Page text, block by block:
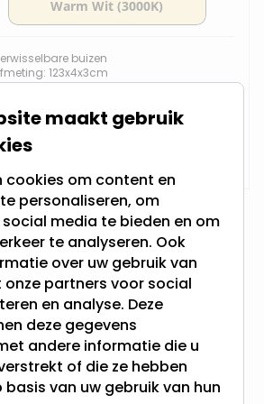
buizen
123x4x3cm
gebruik
verzonden
9.4/10
klanten gingen u voor
+ snel geleverd
naar NL & BE
maakt gebruik
cookies om content en
personaliseren, om
media te bieden en om
te analyseren. Ook
over uw gebruik van
onze partners voor social
en analyse. Deze
deze gegevens
andere informatie die u
of die ze hebben
van uw gebruik van hun